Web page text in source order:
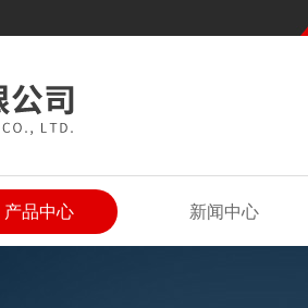
产品中心 新闻中心